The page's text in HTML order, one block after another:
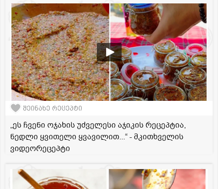
შეინახე რეცეპტი
„ეს ჩვენი ოჯახის უძველესი აჯიკის რეცეპტია,
ნედლი ყვითელი ყვავილით...“ - მკითხველის
ვიდეორეცეპტი